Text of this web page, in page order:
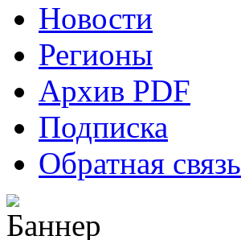
Новости
Регионы
Архив PDF
Подписка
Обратная связь